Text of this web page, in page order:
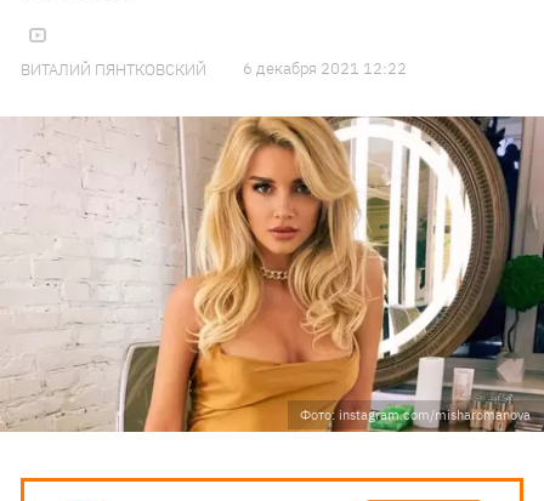
ВИТАЛИЙ ПЯНТКОВСКИЙ 6 декабря 2021 12:22
Фото: instagram.com/misharomanova